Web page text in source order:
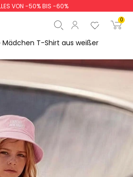
VON -50% BIS -60%
0
0,00 €
0,00 €
Mädchen T-Shirt aus weißer